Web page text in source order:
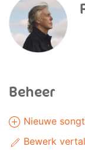
Beheer
Nieuwe
Bewerk